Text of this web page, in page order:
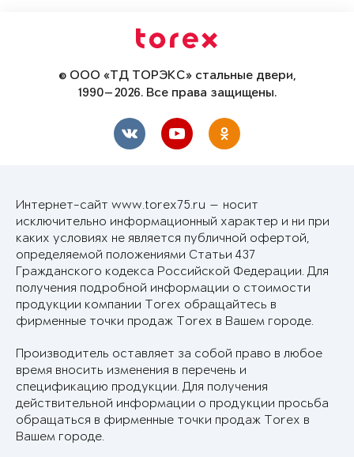
© ООО «ТД ТОРЭКС» стальные двери,
1990—2026. Все права защищены.
Интернет-сайт www.torex75.ru — носит
исключительно информационный характер и ни при
каких условиях не является публичной офертой,
определяемой положениями Статьи 437
Гражданского кодекса Российской Федерации. Для
получения подробной информации о стоимости
продукции компании Torex обращайтесь в
фирменные точки продаж Torex в Вашем городе.
Производитель оставляет за собой право в любое
время вносить изменения в перечень и
спецификацию продукции. Для получения
действительной информации о продукции просьба
обращаться в фирменные точки продаж Torex в
Вашем городе.